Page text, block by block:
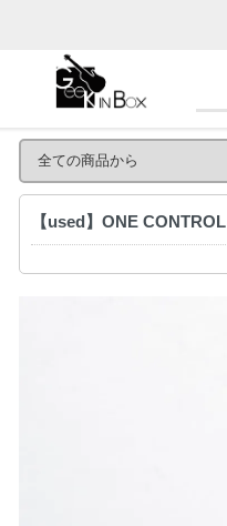
【used】ONE